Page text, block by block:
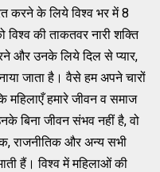
करने के लिये विश्व भर में 8
विश्व की ताकतवर नारी शक्ति
और उनके लिये दिल से प्यार,
जाता है। वैसे हम अपने चारों
हमारे जीवन व समाज
बिना जीवन संभव नहीं है, वो
राजनीतिक और अन्य सभी
हैं। विश्व में महिलाओं की